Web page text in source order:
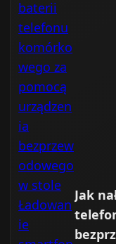
Jak